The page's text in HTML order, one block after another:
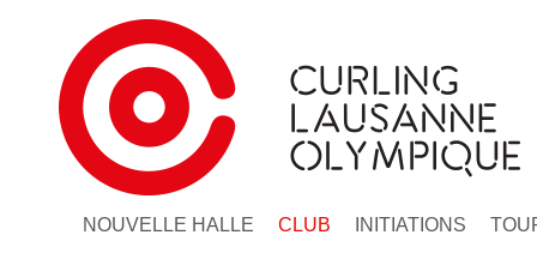
NOUVELLE HALLE CLUB INITIATIONS